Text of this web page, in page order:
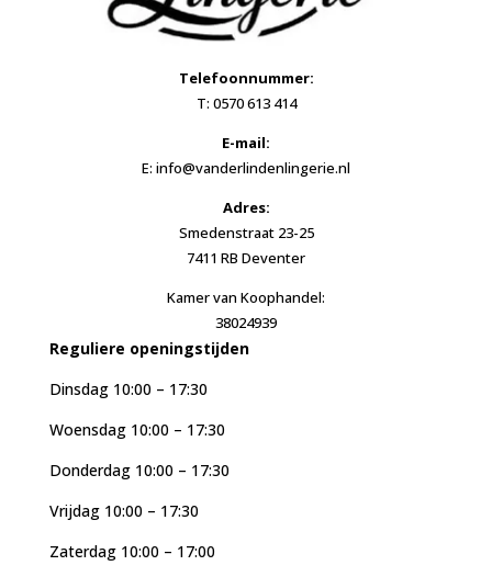
Telefoonnummer:
T: 0570 613 414
E-mail:
E: info@vanderlindenlingerie.nl
Adres:
Smedenstraat 23-25
7411 RB Deventer
Kamer van Koophandel:
38024939
Reguliere openingstijden
Dinsdag 10:00 – 17:30
Woensdag 10:00 – 17:30
Donderdag 10:00 – 17:30
Vrijdag 10:00 – 17:30
Zaterdag 10:00 – 17:00